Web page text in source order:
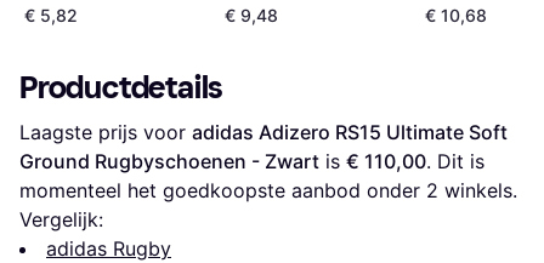
€ 5,82
€ 9,48
€ 10,68
Productdetails
Laagste prijs voor adidas Adizero RS15 Ultimate Soft
Ground Rugbyschoenen - Zwart is € 110,00. Dit is
momenteel het goedkoopste aanbod onder 2 winkels.
Vergelijk:
adidas Rugby